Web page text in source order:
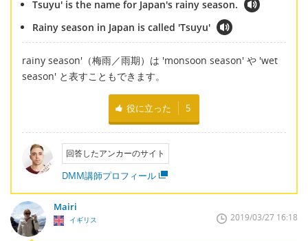
Tsuyu' is the name for Japan's rainy season.
Rainy season in Japan is called 'Tsuyu'
rainy season'（梅雨／雨期）は 'monsoon season' や 'wet
season' と表すこともできます。
役に立った 5
回答したアンカーのサイト
DMM講師プロフィール
Mairi
イギリス 2019/03/27 16:18